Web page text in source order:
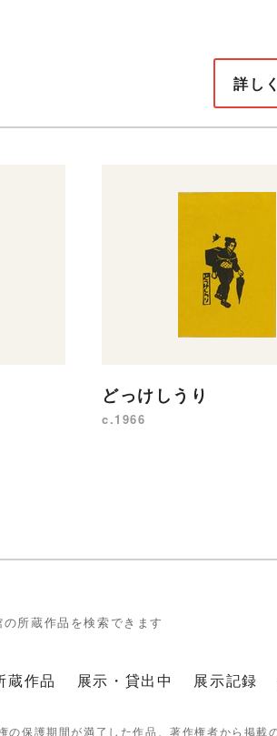
詳し
どっけしうり
c.1966
所蔵作品を検索できます
蔵作品 展示・貸出中 展示記録
保護期間が満了した作品、著作権者から掲載